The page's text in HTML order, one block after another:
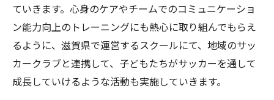
ていきます。心身のケアやチームでのコミュニケーショ
ン能力向上のトレーニングにも熱心に取り組んでもらえ
るように、滋賀県で運営するスクールにて、地域のサッ
カークラブと連携して、子どもたちがサッカーを通して
成長していけるような活動も実施していきます。